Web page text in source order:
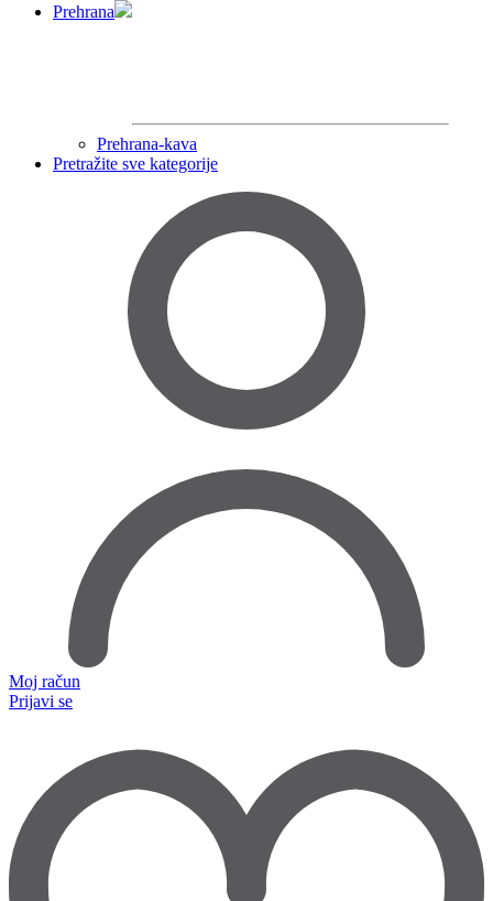
Prehrana
Prehrana-kava
Pretražite sve kategorije
Moj račun
Prijavi se